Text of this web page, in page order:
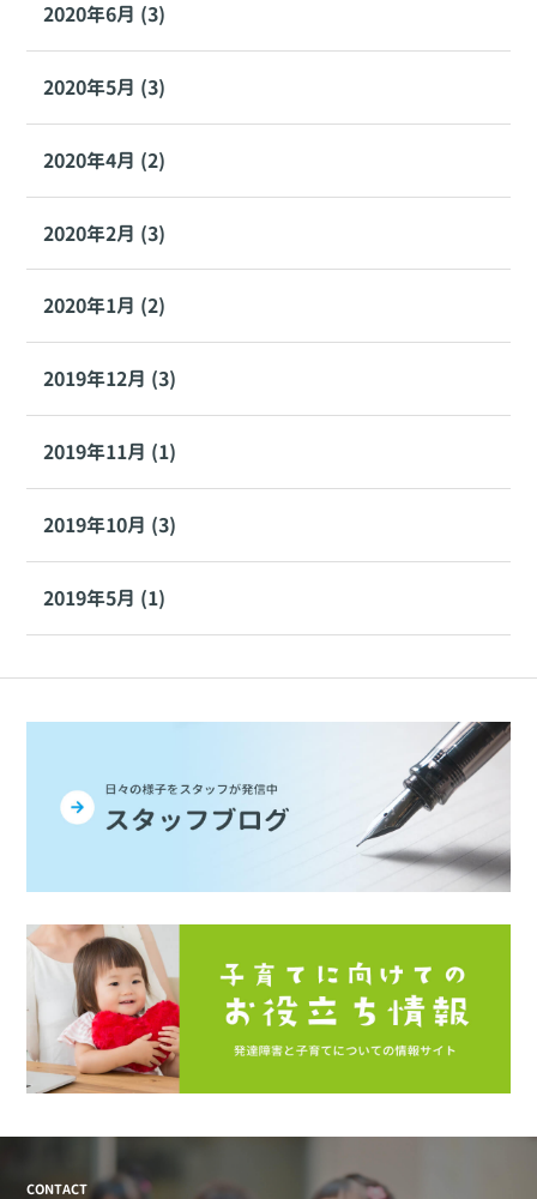
2020年6月 (3)
2020年5月 (3)
2020年4月 (2)
2020年2月 (3)
2020年1月 (2)
2019年12月 (3)
2019年11月 (1)
2019年10月 (3)
2019年5月 (1)
CONTACT